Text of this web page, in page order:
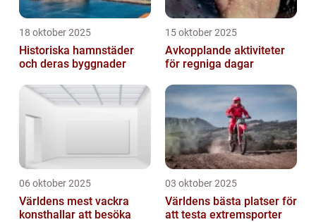
18 oktober 2025
Historiska hamnstäder
och deras byggnader
15 oktober 2025
Avkopplande aktiviteter
för regniga dagar
06 oktober 2025
Världens mest vackra
konsthallar att besöka
03 oktober 2025
Världens bästa platser för
att testa extremsporter